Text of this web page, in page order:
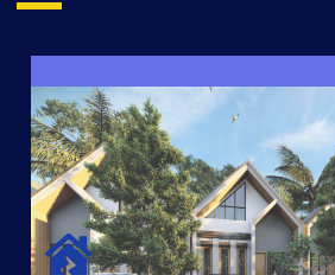
SURYA MADANI CLUSTER
Desain Modern Minimalis dengan Konsep
Sehingga Memudahkan Penghuni
dengan Ponsel